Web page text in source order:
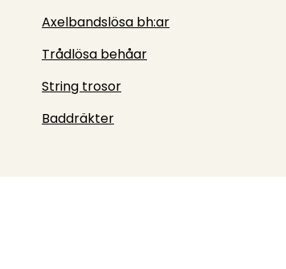
Axelbandslösa bh:ar
Trådlösa behåar
String trosor
Baddräkter